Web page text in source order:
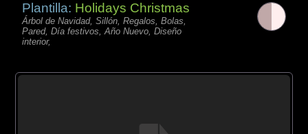
Plantilla: Holidays Christmas
Árbol de Navidad, Sillón, Regalos, Bolas,
Pared, Día festivos, Año Nuevo, Diseño
interior,